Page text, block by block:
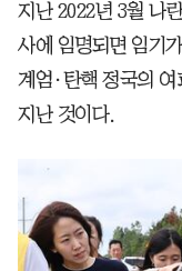
지난 2022년 3월 나
사에 임명되면 임기
계엄·탄핵 정국의
지난 것이다.